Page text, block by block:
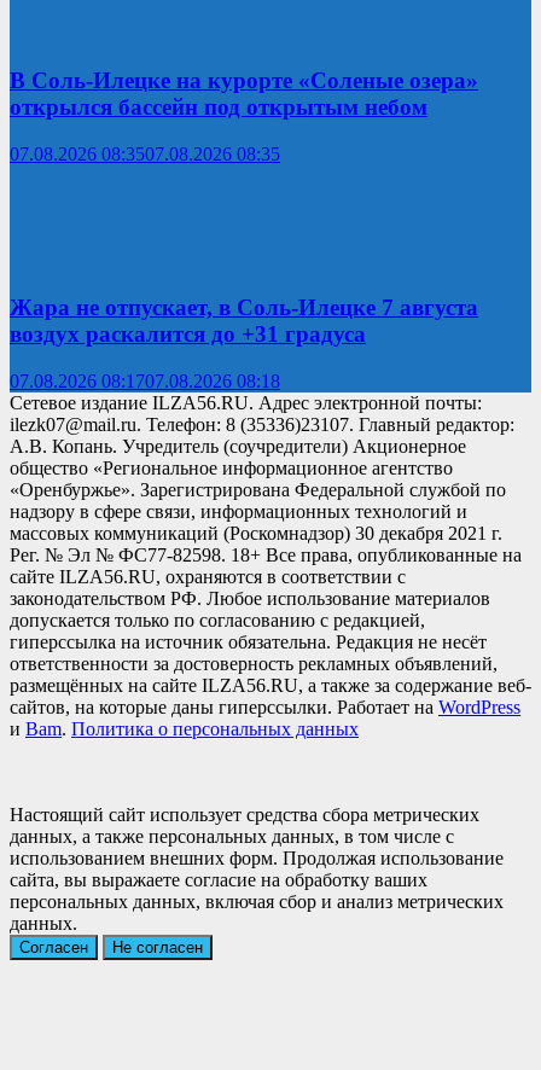
В Соль-Илецке на курорте «Соленые озера»
открылся бассейн под открытым небом
07.08.2026 08:3507.08.2026 08:35
Жара не отпускает, в Соль-Илецке 7 августа
воздух раскалится до +31 градуса
07.08.2026 08:1707.08.2026 08:18
Сетевое издание ILZA56.RU. Адрес электронной почты:
ilezk07@mail.ru. Телефон: 8 (35336)23107. Главный редактор:
А.В. Копань. Учредитель (соучредители) Акционерное
общество «Региональное информационное агентство
«Оренбуржье». Зарегистрирована Федеральной службой по
надзору в сфере связи, информационных технологий и
массовых коммуникаций (Роскомнадзор) 30 декабря 2021 г.
Рег. № Эл № ФС77-82598. 18+ Все права, опубликованные на
сайте ILZA56.RU, охраняются в соответствии с
законодательством РФ. Любое использование материалов
допускается только по согласованию с редакцией,
гиперссылка на источник обязательна. Редакция не несёт
ответственности за достоверность рекламных объявлений,
размещённых на сайте ILZA56.RU, а также за содержание веб-
сайтов, на которые даны гиперссылки. Работает на WordPress
и Bam. Политика о персональных данных
Настоящий сайт использует средства сбора метрических
данных, а также персональных данных, в том числе с
использованием внешних форм. Продолжая использование
сайта, вы выражаете согласие на обработку ваших
персональных данных, включая сбор и анализ метрических
данных.
Согласен Не согласен